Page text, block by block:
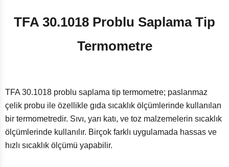
TFA 30.1018 Problu Saplama Tip
Termometre
TFA 30.1018 problu saplama tip termometre; paslanmaz
çelik probu ile özellikle gıda sıcaklık ölçümlerinde kullanılan
bir termometredir. Sıvı, yarı katı, ve toz malzemelerin sıcaklık
ölçümlerinde kullanılır. Birçok farklı uygulamada hassas ve
hızlı sıcaklık ölçümü yapabilir.